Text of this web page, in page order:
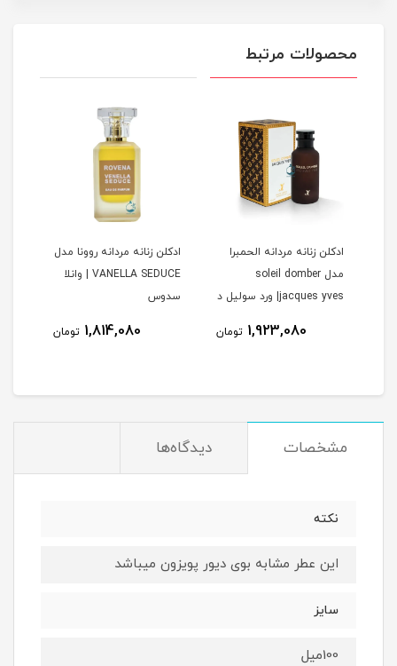
محصولات مرتبط
ادكلن زنانه مردانه الحمبرا
مدل soleil domber
jacques yves| ورد سولیل د
1,923,080 تومان
ادكلن زنانه مردانه روونا مدل
VANELLA SEDUCE | وانلا
سدوس
1,814,080 تومان
مشخصات دیدگاه‌ها
نكته
اين عطر مشابه بوى ديور پويزون ميباشد
سايز
100ميل